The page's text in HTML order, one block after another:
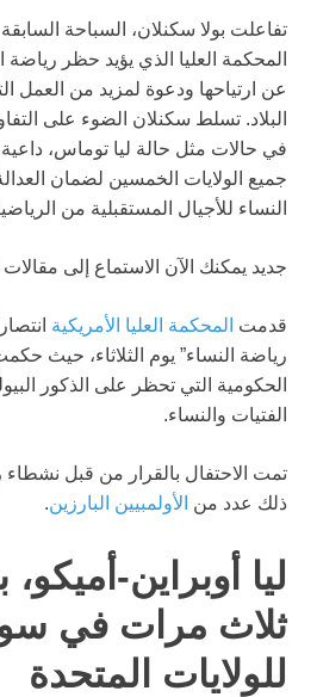
المحكمة العليا الذي يؤيد حظر رياضة
عن ارتياحها ودعوة لمزيد من
البلاد. تسلط سكنلان الضوء على
في حالات مثل حالة ليا توماس،
جميع الولايات الخمسين لضمان
النساء للأجيال المستقبلية من
جديد يمكنك الآن الاستماع إلى
قدمت المحكمة العليا الأمريكية
الحكومية التي تحظر على الذكور
الفتيات والنساء.
تمت الاحتفال بالقرار من قبل نشطاء
ذلك عدد من الأولمبيين البارزين.
ليا أوبراين-
ثلاث مرات في
للولايات المتحدة